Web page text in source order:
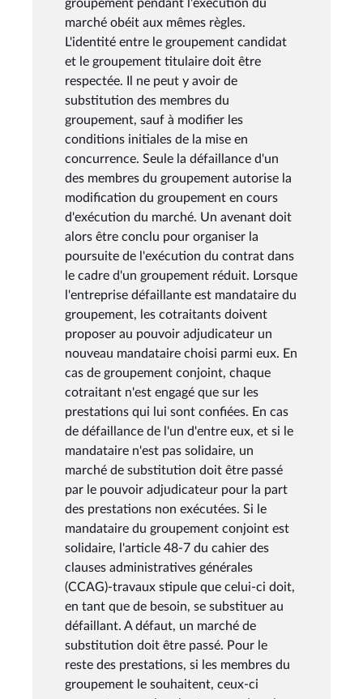
groupement pendant l'exécution du
marché obéit aux mêmes règles.
L'identité entre le groupement candidat
et le groupement titulaire doit être
respectée. Il ne peut y avoir de
substitution des membres du
groupement, sauf à modifier les
conditions initiales de la mise en
concurrence. Seule la défaillance d'un
des membres du groupement autorise la
modification du groupement en cours
d'exécution du marché. Un avenant doit
alors être conclu pour organiser la
poursuite de l'exécution du contrat dans
le cadre d'un groupement réduit. Lorsque
l'entreprise défaillante est mandataire du
groupement, les cotraitants doivent
proposer au pouvoir adjudicateur un
nouveau mandataire choisi parmi eux. En
cas de groupement conjoint, chaque
cotraitant n'est engagé que sur les
prestations qui lui sont confiées. En cas
de défaillance de l'un d'entre eux, et si le
mandataire n'est pas solidaire, un
marché de substitution doit être passé
par le pouvoir adjudicateur pour la part
des prestations non exécutées. Si le
mandataire du groupement conjoint est
solidaire, l'article 48-7 du cahier des
clauses administratives générales
(CCAG)-travaux stipule que celui-ci doit,
en tant que de besoin, se substituer au
défaillant. A défaut, un marché de
substitution doit être passé. Pour le
reste des prestations, si les membres du
groupement le souhaitent, ceux-ci